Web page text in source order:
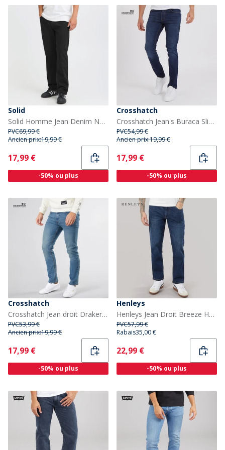
Solid
Solid Homme Jean Denim Noir Denim
PVC69,99 €
Ancien prix:19,99 €
Current
17,99 €
-50% ou plus
Crosshatch
Crosshatch Jean's Buraca Slim Fit Denim Foncé homme
PVC54,99 €
Ancien prix:19,99 €
Current
17,99 €
-50% ou plus
Crosshatch
Crosshatch Jean droit Draker Homme délavé Clair
PVC53,99 €
Ancien prix:19,99 €
Current
17,99 €
-50% ou plus
Henleys
Henleys Jean Droit Breeze Homme Bleu
PVC57,99 €
Rabais35,00 €
Current
22,99 €
-50% ou plus